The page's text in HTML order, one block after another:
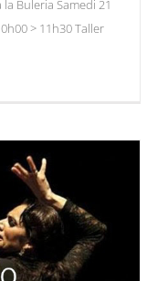
Buleria Samedi 21
> 11h30 Taller